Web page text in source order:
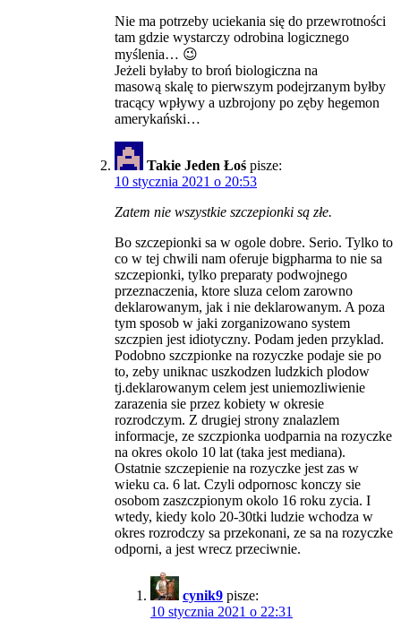
Nie ma potrzeby uciekania się do przewrotności
tam gdzie wystarczy odrobina logicznego
myślenia… 😉
Jeżeli byłaby to broń biologiczna na
masową skalę to pierwszym podejrzanym byłby
tracący wpływy a uzbrojony po zęby hegemon
amerykański…
Takie Jeden Łoś pisze:
10 stycznia 2021 o 20:53
Zatem nie wszystkie szczepionki są złe.
Bo szczepionki sa w ogole dobre. Serio. Tylko to
co w tej chwili nam oferuje bigpharma to nie sa
szczepionki, tylko preparaty podwojnego
przeznaczenia, ktore sluza celom zarowno
deklarowanym, jak i nie deklarowanym. A poza
tym sposob w jaki zorganizowano system
szczpien jest idiotyczny. Podam jeden przyklad.
Podobno szczpionke na rozyczke podaje sie po
to, zeby uniknac uszkodzen ludzkich plodow
tj.deklarowanym celem jest uniemozliwienie
zarazenia sie przez kobiety w okresie
rozrodczym. Z drugiej strony znalazlem
informacje, ze szczpionka uodparnia na rozyczke
na okres okolo 10 lat (taka jest mediana).
Ostatnie szczepienie na rozyczke jest zas w
wieku ca. 6 lat. Czyli odpornosc konczy sie
osobom zaszczpionym okolo 16 roku zycia. I
wtedy, kiedy kolo 20-30tki ludzie wchodza w
okres rozrodczy sa przekonani, ze sa na rozyczke
odporni, a jest wrecz przeciwnie.
cynik9 pisze:
10 stycznia 2021 o 22:31